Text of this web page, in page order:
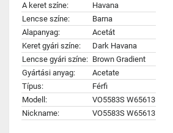
A keret színe:
Havana
Lencse színe:
Barna
Alapanyag:
Acetát
Keret gyári színe:
Dark Havana
Lencse gyári színe: Brown Gradient
Gyártási anyag:
Acetate
Típus:
Férfi
Modell:
VO5583S W65613
Nickname:
VO5583S W65613